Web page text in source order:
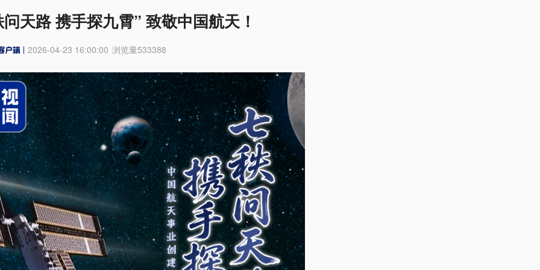
天路 携手探九霄” 致敬中国航天！
2026-04-23 16:00:00 浏览量533388